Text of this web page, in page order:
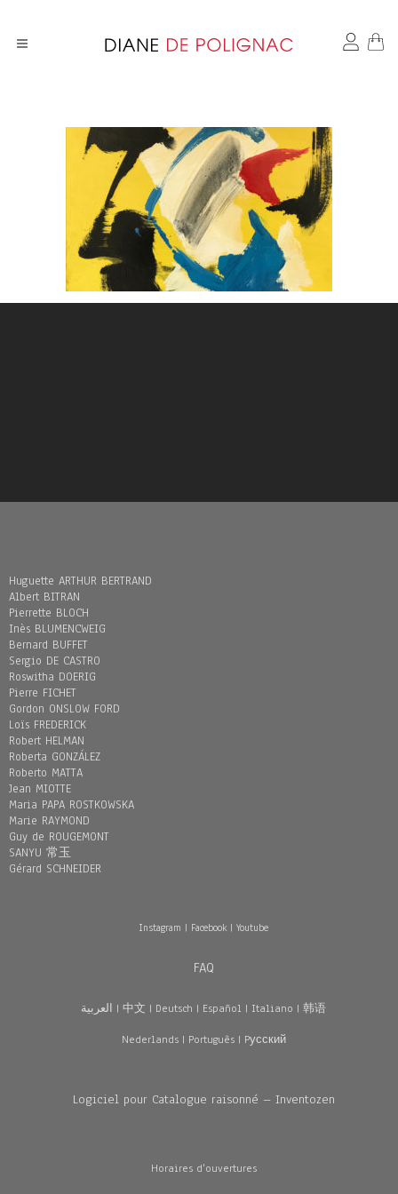
Huguette ARTHUR BERTRAND
Albert BITRAN
Pierrette BLOCH
Inès BLUMENCWEIG
Bernard BUFFET
Sergio DE CASTRO
Roswitha DOERIG
Pierre FICHET
Gordon ONSLOW FORD
Loïs FREDERICK
Robert HELMAN
Roberta GONZÁLEZ
Roberto MATTA
Jean MIOTTE
Maria PAPA ROSTKOWSKA
Marie RAYMOND
Guy de ROUGEMONT
SANYU 常玉
Gérard SCHNEIDER
Instagram | Facebook| Youtube
FAQ
العربية | 中文 | Deutsch | Español | Italiano | 韩语
Nederlands| Português| Pусский
Logiciel pour Catalogue raisonné – Inventozen
Horaires d'ouvertures